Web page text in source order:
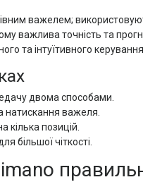
важелем;
важлива точність та
та інтуїтивного керування.
двома способами.
важеля.
позицій.
більшої чіткості.